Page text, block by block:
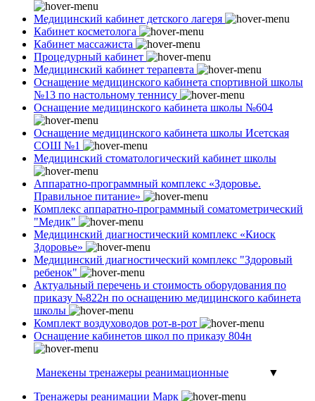
Медицинский кабинет детского лагеря
Кабинет косметолога
Кабинет массажиста
Процедурный кабинет
Медицинский кабинет терапевта
Оснащение медицинского кабинета спортивной школы
№13 по настольному теннису
Оснащение медицинского кабинета школы №604
Оснащение медицинского кабинета школы Исетская
СОШ №1
Медицинский стоматологический кабинет школы
Аппаратно-программный комплекс «Здоровье.
Правильное питание»
Комплекс аппаратно-программный соматометрический
"Медик"
Медицинский диагностический комплекс «Киоск
Здоровье»
Медицинский диагностический комплекс "Здоровый
ребенок"
Актуальный перечень и стоимость оборудования по
приказу №822н по оснащению медицинского кабинета
школы
Комплект воздуховодов рот-в-рот
Оснащение кабинетов школ по приказу 804н
Манекены тренажеры реанимационные
▼
Тренажеры реанимации Марк